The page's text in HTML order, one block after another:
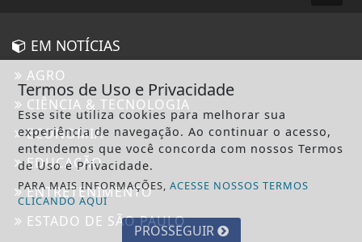
EM NOTÍCIAS
AGRO
CIÊNCIA & TECNOLOGIA
ECONOMIA
EDUCAÇÃO
ENTRETENIMENTO
ESTADO DE SÃO PAULO
Termos de Uso e Privacidade
Esse site utiliza cookies para melhorar sua
experiência de navegação. Ao continuar o acesso,
entendemos que você concorda com nossos Termos
de Uso e Privacidade.
PARA MAIS INFORMAÇÕES,ACESSE NOSSOS TERMOS
CLICANDO AQUI
PROSSEGUIR